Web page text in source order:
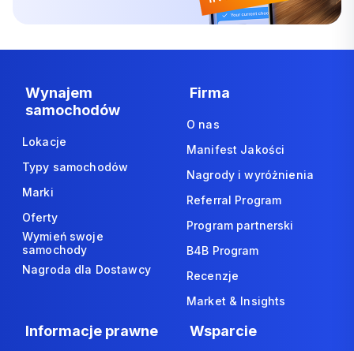
Wynajem
samochodów
Lokacje
Typy samochodów
Marki
Oferty
Wymień swoje
samochody
Nagroda dla Dostawcy
Firma
O nas
Manifest Jakości
Nagrody i wyróżnienia
Referral Program
Program partnerski
B4B Program
Recenzje
Market & Insights
Informacje prawne Wsparcie